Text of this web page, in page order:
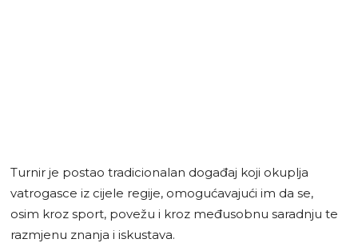
Turnir je postao tradicionalan događaj koji okuplja
vatrogasce iz cijele regije, omogućavajući im da se,
osim kroz sport, povežu i kroz međusobnu saradnju te
razmjenu znanja i iskustava.